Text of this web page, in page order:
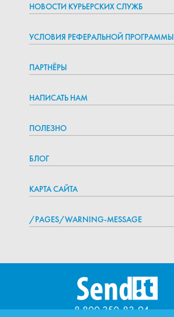
НОВОСТИ КУРЬЕРСКИХ СЛУЖБ
УСЛОВИЯ РЕФЕРАЛЬНОЙ ПРОГРАММЫ
ПАРТНЁРЫ
НАПИСАТЬ НАМ
ПОЛЕЗНО
БЛОГ
КАРТА САЙТА
/PAGES/WARNING-MESSAGE
8 800 350-83-94